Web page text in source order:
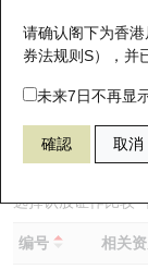
请确认阁下为香
券法规则S），并
未来7日不再显
確認 取消
表现 街货统计
29594 瑞
选择认股证作比较*
编号 相关
新发行瑞银认股证
即将到期认股证
认股证到期结算价
认股证分析仪
认股证速算机
比较
牛熊证搜寻
牛熊证街货分布图
正股牛熊证列表
新发行瑞银牛熊证
已收回牛熊证剩余
比较
十大认股证成交分
十天股证占大市成
资金流
街货统计
三十大平均引伸波
二十大活跃股份
恒指成份股
国指成份股
科指成份股
相关资产沽空
显示所有持股比重
轮证专栏
讲座及教育短片
认股证投资者教育
牛熊证投资者教育
认股证牛熊证常问